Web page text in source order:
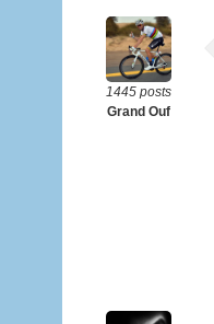
1445 posts
Grand Ouf